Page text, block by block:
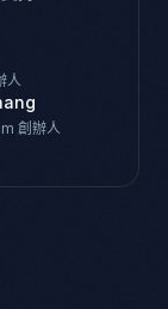
人
創辦人